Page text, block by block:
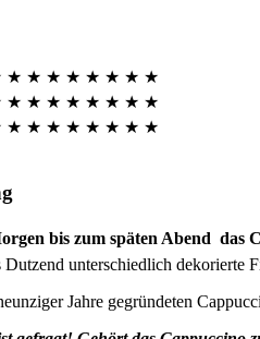
★ ★ ★ ★ ★ ★ ★ ★
★ ★ ★ ★ ★ ★ ★ ★
★ ★ ★ ★ ★ ★ ★ ★
bis zum späten Abend  das
Dutzend unterschiedlich dekorierte
Jahre gegründeten